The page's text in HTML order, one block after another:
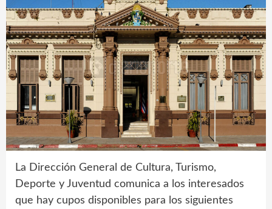
La Dirección General de Cultura, Turismo,
Deporte y Juventud comunica a los interesados
que hay cupos disponibles para los siguientes